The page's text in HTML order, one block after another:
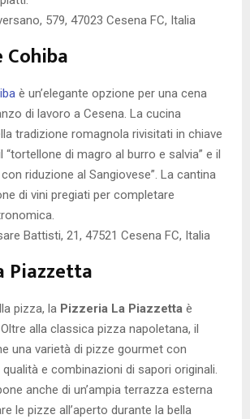
579, 47023 Cesena FC, Italia
è un’elegante opzione per una cena
di lavoro a Cesena. La cucina
tradizione romagnola rivisitati in chiave
di magro al burro e salvia” e il
riduzione al Sangiovese”. La cantina
di vini pregiati per completare
Battisti, 21, 47521 Cesena FC, Italia
Piazzetta
pizza, la Pizzeria La Piazzetta è
alla classica pizza napoletana, il
una varietà di pizze gourmet con
e combinazioni di sapori originali.
anche di un’ampia terrazza esterna
le pizze all’aperto durante la bella